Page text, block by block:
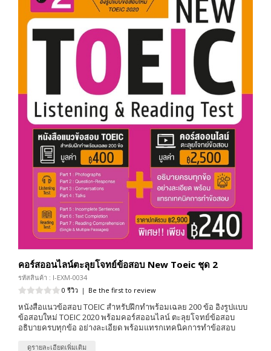
คอร์สออนไลน์ตะลุยโจทย์ข้อสอบ New Toeic ชุด 2
รหัสสินค้า : I-EXM-0034
0 รีวิว | Be the first to review
หนังสือแนวข้อสอบ TOEIC สำหรับฝึกทำพร้อมเฉลย 200 ข้อ อิงรูปแบบ
ข้อสอบใหม่ TOEIC 2020 พร้อมคอร์สออนไลน์ ตะลุยโจทย์ข้อสอบ
อธิบายครบทุกข้อ อย่างละเอียด พร้อมแทรกเทคนิคการทำข้อสอบ
ดูรายละเอียดเพิ่มเติม